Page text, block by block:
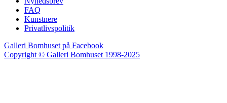
FAQ
Kunstnere
Privatlivspolitik
Galleri Bomhuset på Facebook
Copyright © Galleri Bomhuset 1998-2025